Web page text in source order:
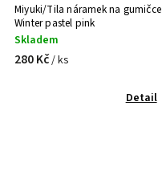
Miyuki/Tila náramek na gumičce
Winter pastel pink
Skladem
280 Kč/ ks
Detail